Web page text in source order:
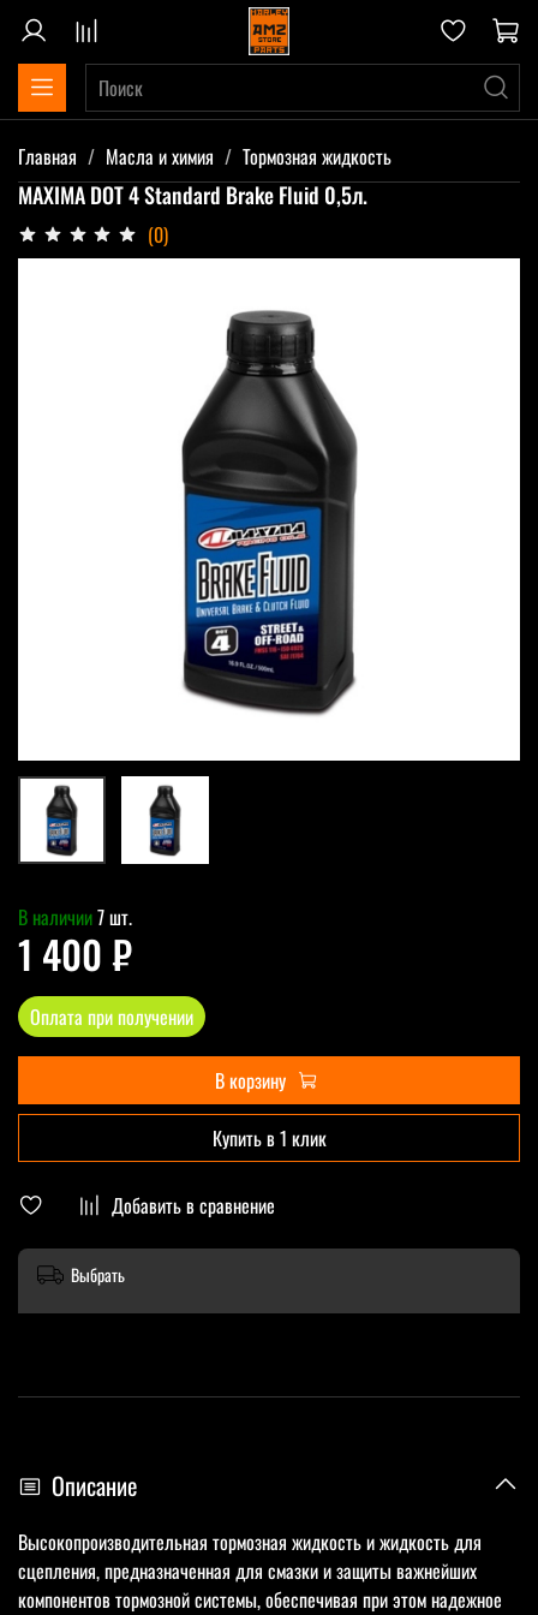
Главная Масла и химия Тормозная жидкость
MAXIMA DOT 4 Standard Brake Fluid 0,5л.
(0)
Добавить в сравнение
В наличии7 шт.
1 400 ₽
Оплата при получении
В корзину
Купить в 1 клик
Выбрать
Описание
Высокопроизводительная тормозная жидкость и жидкость для
сцепления, предназначенная для смазки и защиты важнейших
компонентов тормозной системы, обеспечивая при этом надежное